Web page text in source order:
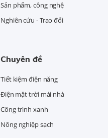
Sản phẩm, công nghệ
Nghiên cứu - Trao đổi
Chuyên đề
Tiết kiệm điện năng
Điện mặt trời mái nhà
Công trình xanh
Nông nghiệp sạch